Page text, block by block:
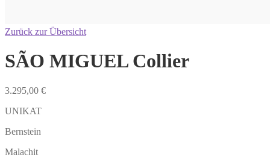
Zurück zur Übersicht
SÃO MIGUEL Collier
3.295,00 €
UNIKAT
Bernstein
Malachit